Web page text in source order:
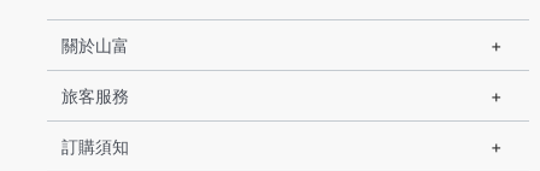
關於山富
旅客服務
訂購須知